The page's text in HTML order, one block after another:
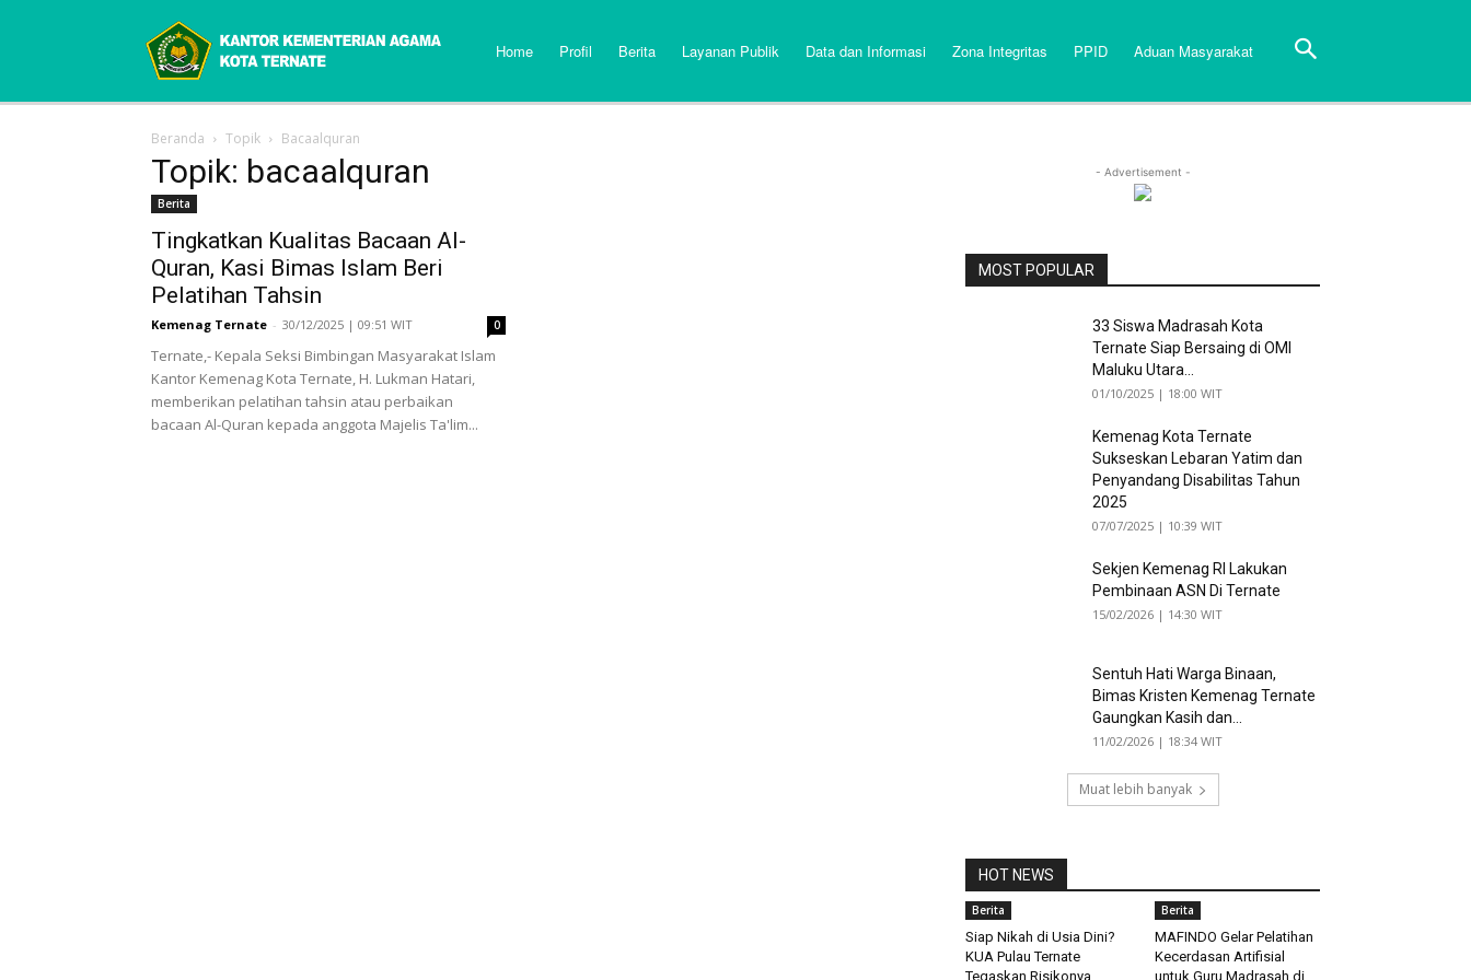
Home Profil Berita Layanan Publik Data dan Informasi Zona Integritas PPID Aduan Masyarakat
Beranda Topik Bacaalquran
Topik: bacaalquran
Berita
Tingkatkan Kualitas Bacaan Al-
Quran, Kasi Bimas Islam Beri
Pelatihan Tahsin
Kemenag Ternate - 30/12/2025 | 09:51 WIT 0
Ternate,- Kepala Seksi Bimbingan Masyarakat Islam
Kantor Kemenag Kota Ternate, H. Lukman Hatari,
memberikan pelatihan tahsin atau perbaikan
bacaan Al-Quran kepada anggota Majelis Ta'lim...
- Advertisement -
MOST POPULAR
33 Siswa Madrasah Kota
Ternate Siap Bersaing di OMI
Maluku Utara...
01/10/2025 | 18:00 WIT
Kemenag Kota Ternate
Sukseskan Lebaran Yatim dan
Penyandang Disabilitas Tahun
2025
07/07/2025 | 10:39 WIT
Sekjen Kemenag RI Lakukan
Pembinaan ASN Di Ternate
15/02/2026 | 14:30 WIT
Sentuh Hati Warga Binaan,
Bimas Kristen Kemenag Ternate
Gaungkan Kasih dan...
11/02/2026 | 18:34 WIT
Muat lebih banyak
HOT NEWS
Berita
Siap Nikah di Usia Dini?
KUA Pulau Ternate
Tegaskan Risikonya
Berita
MAFINDO Gelar Pelatihan
Kecerdasan Artifisial
untuk Guru Madrasah di